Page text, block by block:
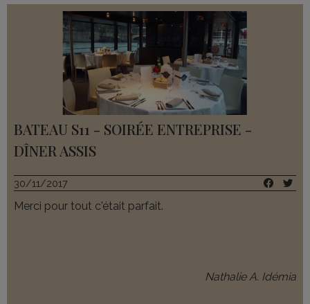
recommencerons très prochainement.
Guillaume T. SUEZ Groupe
BATEAU S11 - SOIRÉE ENTREPRISE -
DÎNER ASSIS
30/11/2017
Merci pour tout c'était parfait.
Nathalie A. Idémia